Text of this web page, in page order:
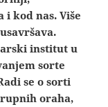
i kod nas. Više
institut u
sorte
se o sorti
oraha,